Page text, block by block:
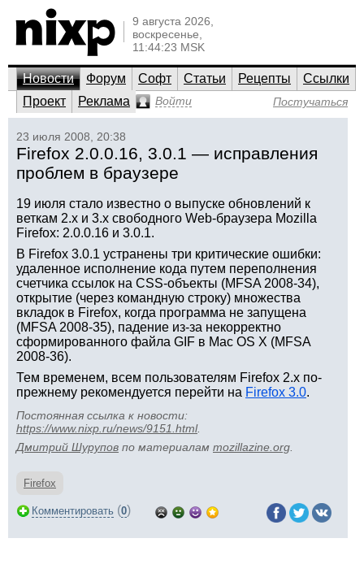
9 августа 2026,
воскресенье,
11:44:23 MSK
Новости Форум Софт Статьи Рецепты
Ссылки
Проект
Реклама Войти Постучаться
23 июля 2008, 20:38
Firefox 2.0.0.16, 3.0.1 — исправления
проблем в браузере
19 июля стало известно о выпуске обновлений к
веткам 2.x и 3.x свободного Web-браузера Mozilla
Firefox: 2.0.0.16 и 3.0.1.
В Firefox 3.0.1 устранены три критические ошибки:
удаленное исполнение кода путем переполнения
счетчика ссылок на CSS-объекты (MFSA 2008-34),
открытие (через командную строку) множества
вкладок в Firefox, когда программа не запущена
(MFSA 2008-35), падение из-за некорректно
сформированного файла GIF в Mac OS X (MFSA
2008-36).
Тем временем, всем пользователям Firefox 2.x по-
прежнему рекомендуется перейти на Firefox 3.0.
Постоянная ссылка к новости:
https://www.nixp.ru/news/9151.html.
Дмитрий Шурупов по материалам mozillazine.org
Firefox
Комментировать (0)